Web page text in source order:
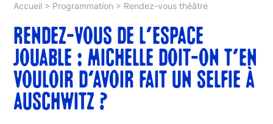
Accueil > Programmation > Rendez-vous théâtre
RENDEZ-VOUS DE L’ESPACE
JOUABLE : MICHELLE DOIT-ON T’EN
VOULOIR D’AVOIR FAIT UN SELFIE À
AUSCHWITZ ?